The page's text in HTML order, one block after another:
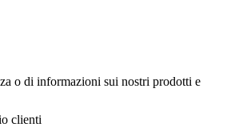
o di informazioni sui nostri prodotti e
clienti